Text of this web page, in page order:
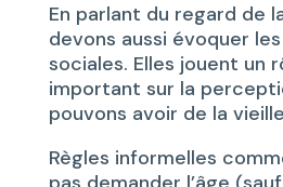
En parlant du regard de
devons aussi évoquer
sociales. Elles jouent un
important sur la
pouvons avoir de la
Règles informelles